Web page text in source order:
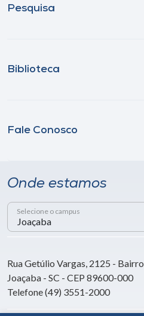
Pesquisa
Biblioteca
Fale Conosco
Onde estamos
Selecione o campus
Rua Getúlio Vargas, 2125 -
Joaçaba - SC - CEP 89600-000
Telefone (49) 3551-2000